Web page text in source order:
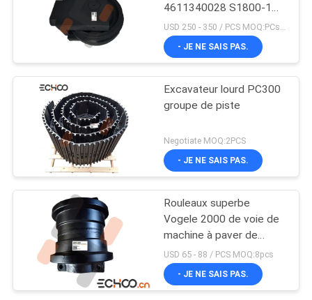
4611340028 S1800-1
superbes
USD 250 - 350 / PCS MOQ:PCs 1
- JE NE SAIS PAS.
Excavateur lourd PC300
groupe de piste
Negotiate MOQ:2PCS
- JE NE SAIS PAS.
Rouleaux superbe
Vogele 2000 de voie de
machine à paver de
Vogele Pavare Vogele
2000
USD 65 - 88 / PCS MOQ:8pcs
- JE NE SAIS PAS.